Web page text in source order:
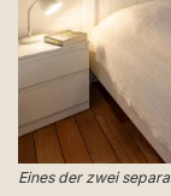
Eines der zwei